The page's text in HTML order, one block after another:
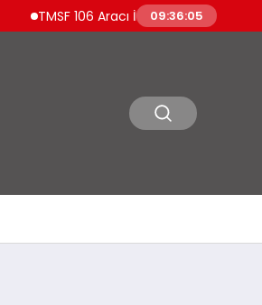
106 Aracı İhaleyle Satışa Sunuyor
09:36:06